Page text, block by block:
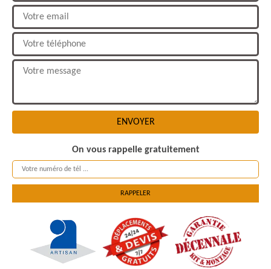
On vous rappelle gratuitement